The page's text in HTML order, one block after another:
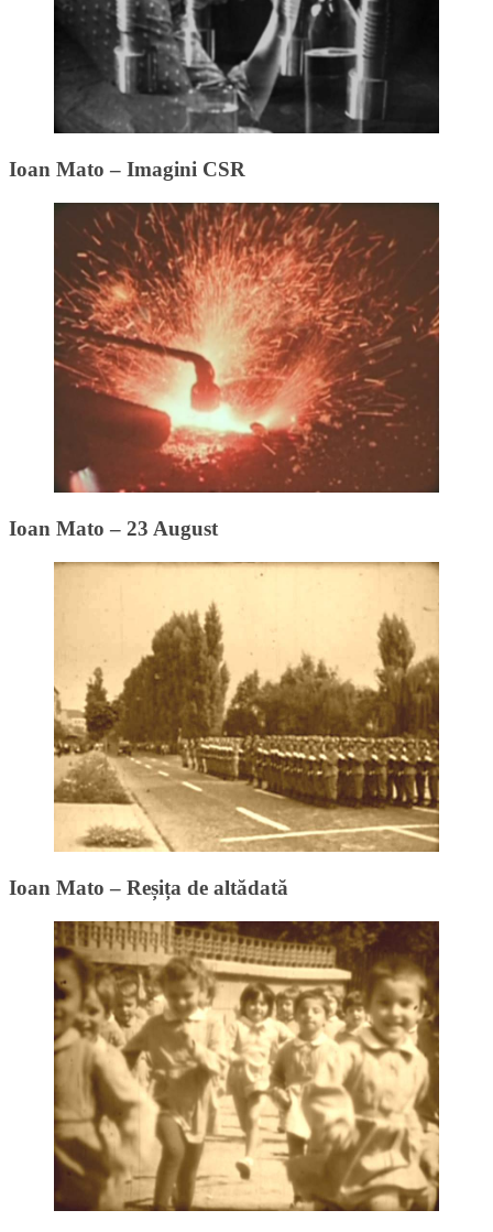
Ioan Mato – Imagini CSR
Ioan Mato – 23 August
Ioan Mato – Reșița de altădată